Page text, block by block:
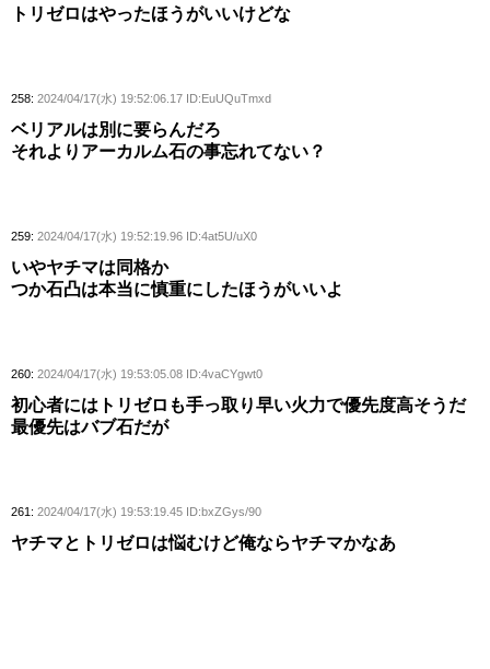
トリゼロはやったほうがいいけどな
258: 2024/04/17(水) 19:52:06.17 ID:EuUQuTmxd
ベリアルは別に要らんだろ
それよりアーカルム石の事忘れてない？
259: 2024/04/17(水) 19:52:19.96 ID:4at5U/uX0
いやヤチマは同格か
つか石凸は本当に慎重にしたほうがいいよ
260: 2024/04/17(水) 19:53:05.08 ID:4vaCYgwt0
初心者にはトリゼロも手っ取り早い火力で優先度高そうだ
最優先はバブ石だが
261: 2024/04/17(水) 19:53:19.45 ID:bxZGys/90
ヤチマとトリゼロは悩むけど俺ならヤチマかなあ